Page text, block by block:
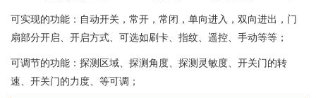
可实现的功能：自动开关，常开，常闭，单向进入，双向进出，门
扇部分开启、开启方式、可选如刷卡、指纹、遥控、手动等等；
可调节的功能：探测区域、探测角度、探测灵敏度、开关门的转
速、开关门的力度、等可调；